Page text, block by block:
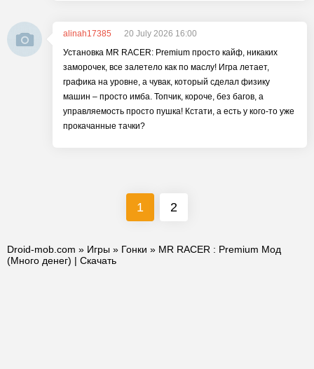
alinah17385
20 July 2026 16:00
Установка MR RACER: Premium просто кайф, никаких
заморочек, все залетело как по маслу! Игра летает,
графика на уровне, а чувак, который сделал физику
машин – просто имба. Топчик, короче, без багов, а
управляемость просто пушка! Кстати, а есть у кого-то уже
прокачанные тачки?
1 2
Droid-mob.com » Игры » Гонки » MR RACER : Premium Мод
(Много денег) | Скачать